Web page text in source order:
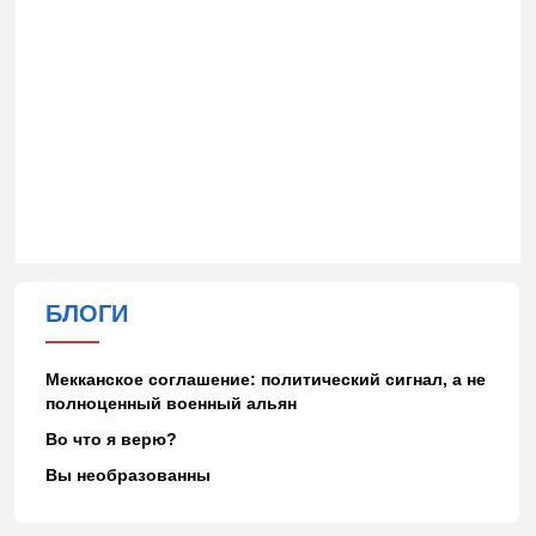
БЛОГИ
Мекканское соглашение: политический сигнал, а не
полноценный военный альян
Во что я верю?
Вы необразованны